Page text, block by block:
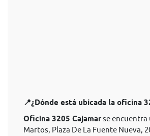
📍¿Dónde está ubicada la oficina
Oficina 3205 Cajamarse encuentra
Martos, Plaza De La Fuente Nueva,